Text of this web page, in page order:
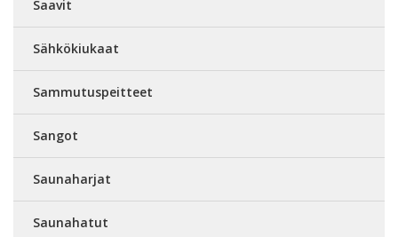
Saavit
Sähkökiukaat
Sammutuspeitteet
Sangot
Saunaharjat
Saunahatut